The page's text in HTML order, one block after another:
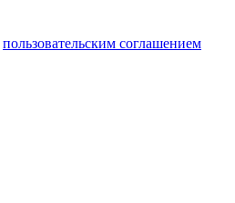
пользовательским соглашением